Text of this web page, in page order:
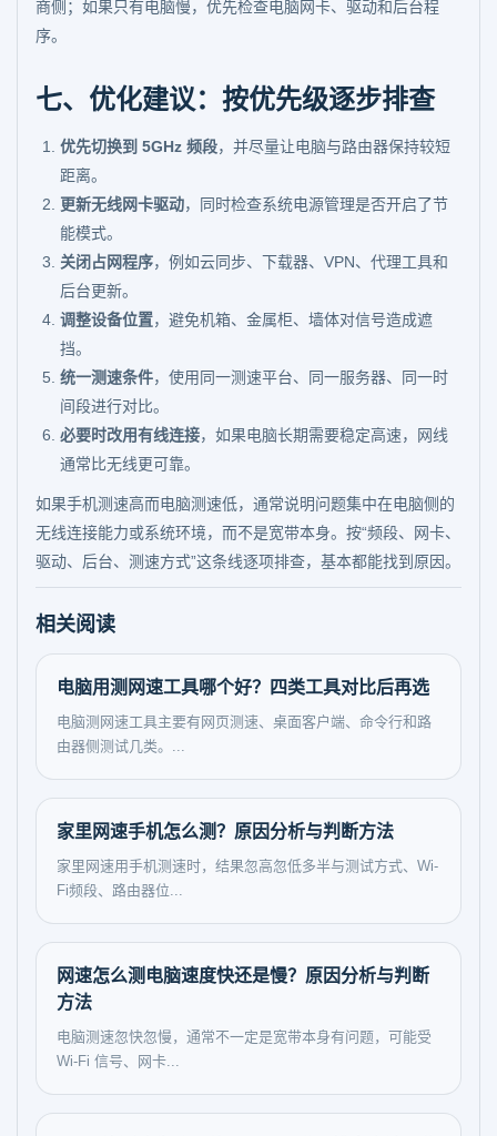
商侧；如果只有电脑慢，优先检查电脑网卡、驱动和后台程
序。
七、优化建议：按优先级逐步排查
优先切换到 5GHz 频段，并尽量让电脑与路由器保持较短
距离。
更新无线网卡驱动，同时检查系统电源管理是否开启了节
能模式。
关闭占网程序，例如云同步、下载器、VPN、代理工具和
后台更新。
调整设备位置，避免机箱、金属柜、墙体对信号造成遮
挡。
统一测速条件，使用同一测速平台、同一服务器、同一时
间段进行对比。
必要时改用有线连接，如果电脑长期需要稳定高速，网线
通常比无线更可靠。
如果手机测速高而电脑测速低，通常说明问题集中在电脑侧的
无线连接能力或系统环境，而不是宽带本身。按“频段、网卡、
驱动、后台、测速方式”这条线逐项排查，基本都能找到原因。
相关阅读
电脑用测网速工具哪个好？四类工具对比后再选
电脑测网速工具主要有网页测速、桌面客户端、命令行和路
由器侧测试几类。...
家里网速手机怎么测？原因分析与判断方法
家里网速用手机测速时，结果忽高忽低多半与测试方式、Wi-
Fi频段、路由器位...
网速怎么测电脑速度快还是慢？原因分析与判断
方法
电脑测速忽快忽慢，通常不一定是宽带本身有问题，可能受
Wi-Fi 信号、网卡...